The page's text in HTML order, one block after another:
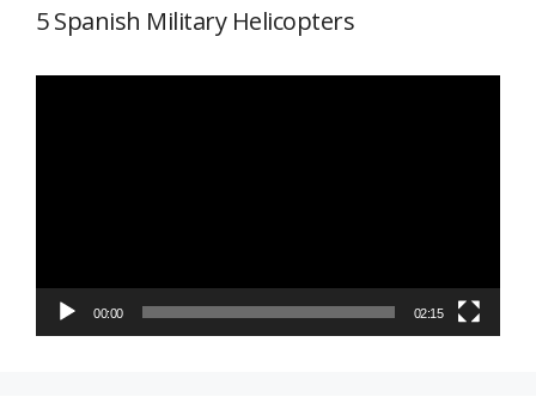
5 Spanish Military Helicopters
00:00 02:15